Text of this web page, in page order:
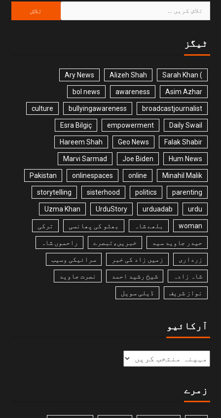
ٹیگز
) Sarah Khan
Alizeh Shah
Ary News
Asim Azhar
awareness
bol news
broadcastjournalist
bullyingawareness
culture
Daily Swail
empowerment
Esra Bilgiç
Falak Shabir
Geo News
Hareem Shah
Hum News
Joe Biden
Marvi Sarmad
Minahil Malik
online
onlinespaces
Pakistan
parenting
politics
sisterhood
storytelling
urdu
urduadab
UrduStory
Uzma Khan
woman بلھے شاہ بھٹو کی پھانسی ترکی
حیدر جاوید سید خبریں،تبصرے راحموں شاہ
زرداری زمیں زاد کی خبر سرائیکی وسیب
شاہ زادہ شیخ رشید احمد نصرت جاوید
نواز شریف ڈیلی سویل
آرکائیو
زمرے